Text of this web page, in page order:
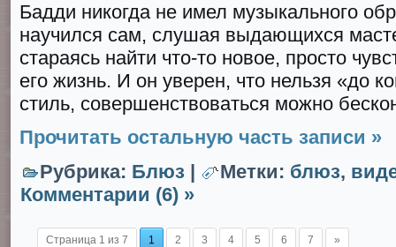
Бадди никогда не имел музыкального
научился сам, слушая выдающихся
стараясь найти что-то новое, просто
его жизнь. И он уверен, что нельзя «до
стиль, совершенствоваться можно
Прочитать остальную часть записи »
Рубрика: Блюз | Метки: блюз,
Комментарии (6) »
Страница 1 из 7 1 2 3 4 5 6 7 »